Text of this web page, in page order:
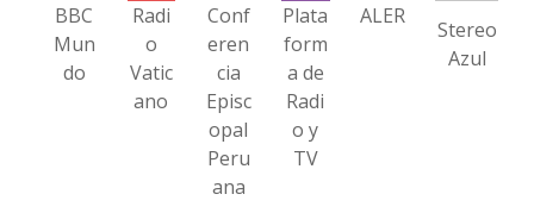
BBC
Mun
do
Radi
o
Vatic
ano
Conf
eren
cia
Episc
opal
Peru
ana
Plata
form
a de
Radi
o y
TV
ALER
Stereo
Azul